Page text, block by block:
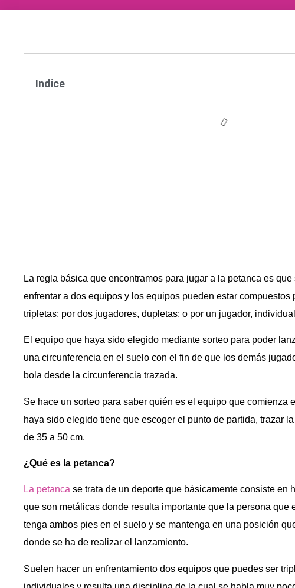
Indice
La regla básica que encontramos para jugar a la petanca es
enfrentar a dos equipos y los equipos pueden estar compuestos
tripletas; por dos jugadores, dupletas; o por un jugador,
El equipo que haya sido elegido mediante sorteo para poder
una circunferencia en el suelo con el fin de que los demás
bola desde la circunferencia trazada.
Se hace un sorteo para saber quién es el equipo que comienza
haya sido elegido tiene que escoger el punto de partida, trazar
de 35 a 50 cm.
¿Qué es la petanca?
La petanca se trata de un deporte que básicamente consiste en
que son metálicas donde resulta importante que la persona que
tenga ambos pies en el suelo y se mantenga en una posición
donde se ha de realizar el lanzamiento.
Suelen hacer un enfrentamiento dos equipos que puedes ser